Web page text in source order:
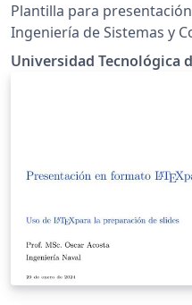
Computación
Plantilla para
Ingeniería de Sistemas y
Universidad Tecnológica
Universidad Tecnológica